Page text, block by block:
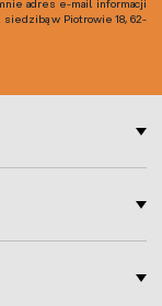
adres e-mail informacji
siedzibą w Piotrowie 18, 62-